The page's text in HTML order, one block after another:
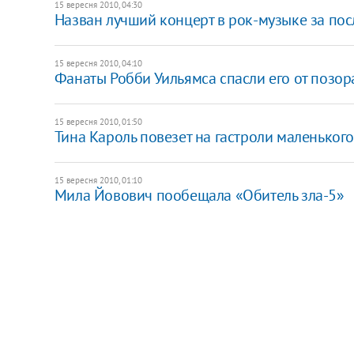
15 вересня 2010, 04:30
Назван лучший концерт в рок-музыке за
15 вересня 2010, 04:10
Фанаты Робби Уильямса спасли его от
15 вересня 2010, 01:50
Тина Кароль повезет на гастроли
15 вересня 2010, 01:10
Мила Йовович пообещала «Обитель зла-5»